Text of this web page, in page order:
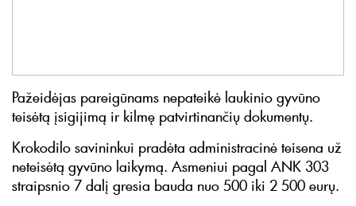
Pažeidėjas pareigūnams nepateikė laukinio gyvūno
teisėtą įsigijimą ir kilmę patvirtinančių dokumentų.
Krokodilo savininkui pradėta administracinė teisena už
neteisėtą gyvūno laikymą. Asmeniui pagal ANK 303
straipsnio 7 dalį gresia bauda nuo 500 iki 2 500 eurų.